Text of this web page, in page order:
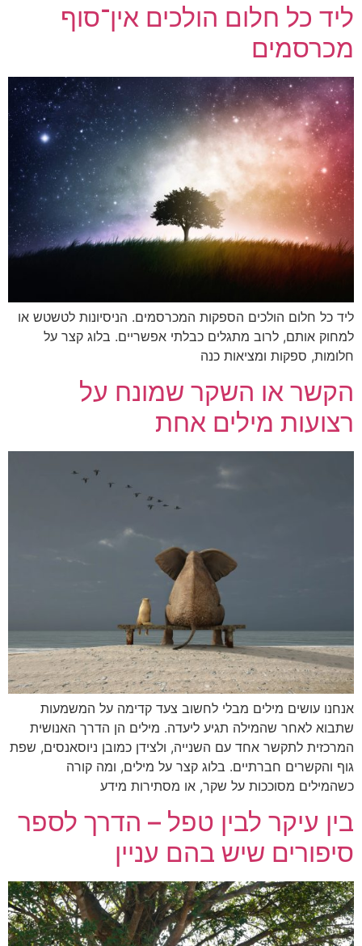
ליד כל חלום הולכים אין־סוף
מכרסמים
ליד כל חלום הולכים הספקות המכרסמים. הניסיונות לטשטש או
למחוק אותם, לרוב מתגלים כבלתי אפשריים. בלוג קצר על
חלומות, ספקות ומציאות כנה
הקשר או השקר שמונח על
רצועות מילים אחת
אנחנו עושים מילים מבלי לחשוב צעד קדימה על המשמעות
שתבוא לאחר שהמילה תגיע ליעדה. מילים הן הדרך האנושית
המרכזית לתקשר אחד עם השנייה, ולצידן כמובן ניוסאנסים, שפת
גוף והקשרים חברתיים. בלוג קצר על מילים, ומה קורה
כשהמילים מסוככות על שקר, או מסתירות מידע
בין עיקר לבין טפל – הדרך לספר
סיפורים שיש בהם עניין